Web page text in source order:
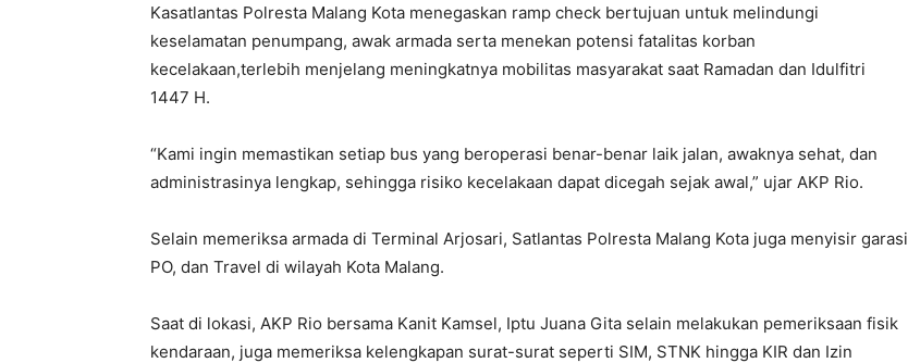
Kasatlantas Polresta Malang Kota menegaskan ramp check bertujuan untuk melindungi
keselamatan penumpang, awak armada serta menekan potensi fatalitas korban
kecelakaan,terlebih menjelang meningkatnya mobilitas masyarakat saat Ramadan dan Idulfitri
1447 H.
“Kami ingin memastikan setiap bus yang beroperasi benar-benar laik jalan, awaknya sehat, dan
administrasinya lengkap, sehingga risiko kecelakaan dapat dicegah sejak awal,” ujar AKP Rio.
Selain memeriksa armada di Terminal Arjosari, Satlantas Polresta Malang Kota juga menyisir garasi
PO, dan Travel di wilayah Kota Malang.
Saat di lokasi, AKP Rio bersama Kanit Kamsel, Iptu Juana Gita selain melakukan pemeriksaan fisik
kendaraan, juga memeriksa kelengkapan surat-surat seperti SIM, STNK hingga KIR dan Izin